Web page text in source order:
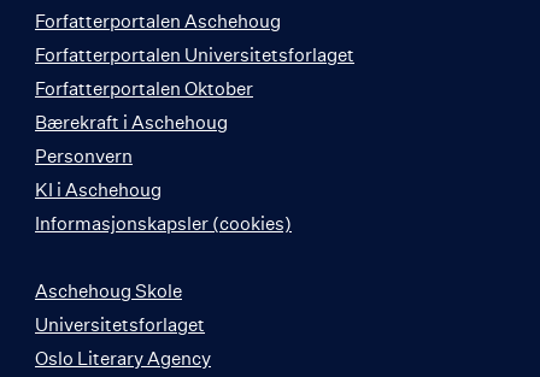
Forfatterportalen Aschehoug
Forfatterportalen Universitetsforlaget
Forfatterportalen Oktober
Bærekraft i Aschehoug
Personvern
KI i Aschehoug
Informasjonskapsler (cookies)
Aschehoug Skole
Universitetsforlaget
Oslo Literary Agency